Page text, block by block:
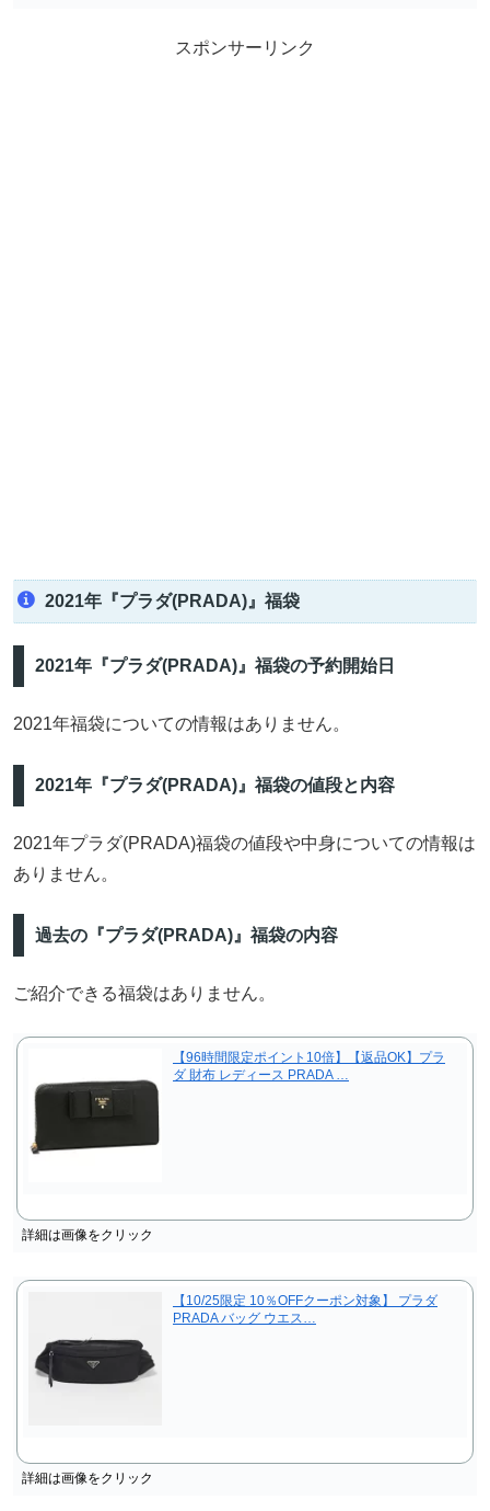
スポンサーリンク
2021年『プラダ(PRADA)』福袋
2021年『プラダ(PRADA)』福袋の予約開始日
2021年福袋についての情報はありません。
2021年『プラダ(PRADA)』福袋の値段と内容
2021年プラダ(PRADA)福袋の値段や中身についての情報は
ありません。
過去の『プラダ(PRADA)』福袋の内容
ご紹介できる福袋はありません。
【96時間限定ポイント10倍】【返品OK】プラ
ダ 財布 レディース PRADA …
詳細は画像をクリック
【10/25限定 10％OFFクーポン対象】 プラダ
PRADA バッグ ウエス…
詳細は画像をクリック